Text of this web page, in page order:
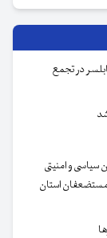
در تجمع
سیاسی و امنیتی
مستضعفان استان